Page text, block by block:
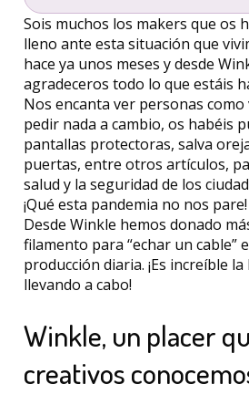
Sois muchos los makers que os
lleno ante esta situación que
hace ya unos meses y desde
agradeceros todo lo que estáis
Nos encanta ver personas
pedir nada a cambio, os habéis
pantallas protectoras, salva
puertas, entre otros artículos,
salud y la seguridad de los
¡Qué esta pandemia no nos pare!
Desde Winkle hemos donado
filamento para “echar un cable”
producción diaria. ¡Es increíble
llevando a cabo!
Winkle, un placer
creativos